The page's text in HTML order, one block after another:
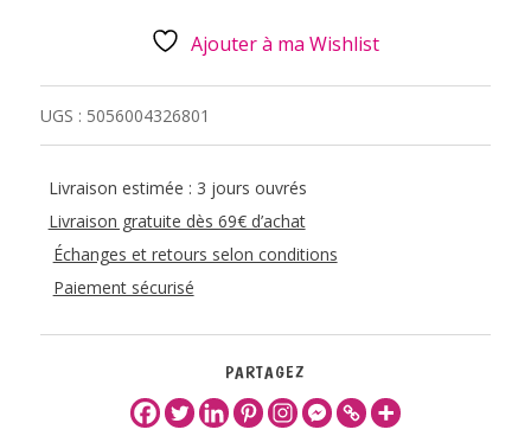
Ajouter à ma Wishlist
UGS : 5056004326801
Livraison estimée : 3 jours ouvrés
Livraison gratuite dès 69€ d’achat
Échanges et retours selon conditions
Paiement sécurisé
PARTAGEZ